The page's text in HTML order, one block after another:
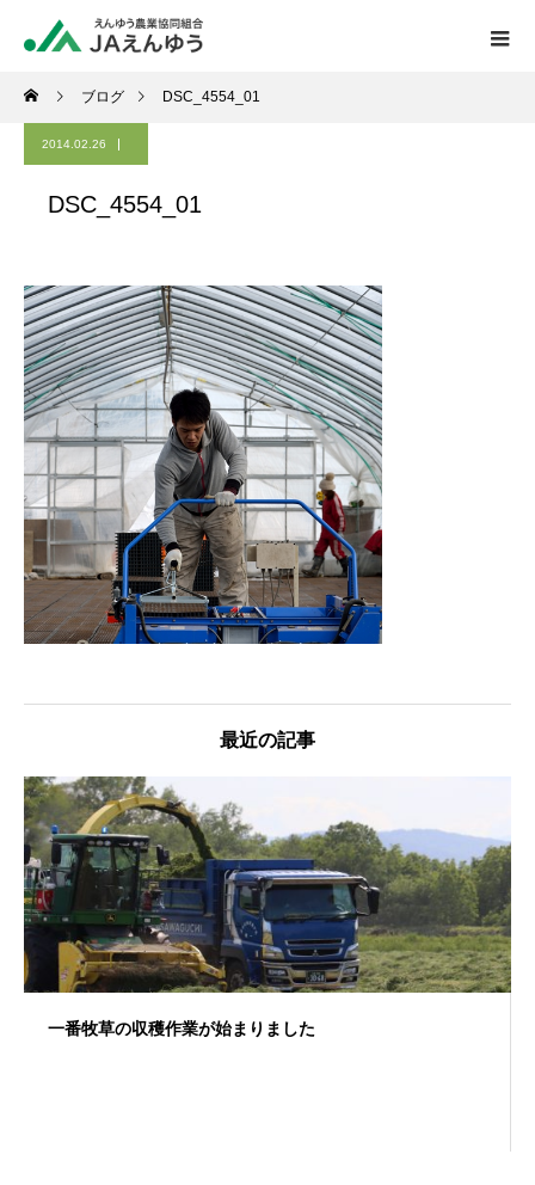
ブログ DSC_4554_01
2014.02.26
DSC_4554_01
最近の記事
一番牧草の収穫作業が始まりました